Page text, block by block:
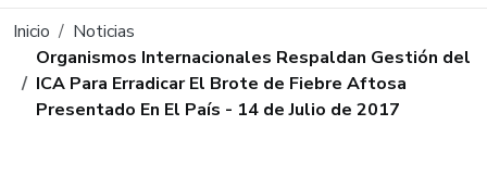
Ruta de navegación
Inicio
Noticias
Organismos Internacionales Respaldan Gestión del
ICA Para Erradicar El Brote de Fiebre Aftosa
Presentado En El País - 14 de Julio de 2017